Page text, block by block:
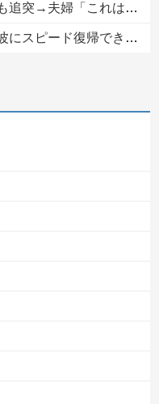
れは事故じゃない」と気付く…
、誰にも分からない模様w w w w w w w w
に脅迫されていた」